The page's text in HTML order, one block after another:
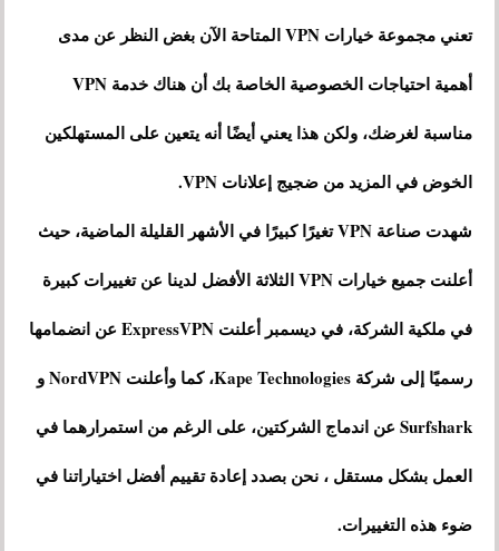
تعني مجموعة خيارات VPN المتاحة الآن بغض النظر عن مدى
أهمية احتياجات الخصوصية الخاصة بك أن هناك خدمة VPN
مناسبة لغرضك، ولكن هذا يعني أيضًا أنه يتعين على المستهلكين
الخوض في المزيد من ضجيج إعلانات VPN.
شهدت صناعة VPN تغيرًا كبيرًا في الأشهر القليلة الماضية، حيث
أعلنت جميع خيارات VPN الثلاثة الأفضل لدينا عن تغييرات كبيرة
في ملكية الشركة، في ديسمبر أعلنت ExpressVPN عن انضمامها
رسميًا إلى شركة Kape Technologies، كما وأعلنت NordVPN و
Surfshark عن اندماج الشركتين، على الرغم من استمرارهما في
العمل بشكل مستقل ، نحن بصدد إعادة تقييم أفضل اختياراتنا في
ضوء هذه التغييرات.